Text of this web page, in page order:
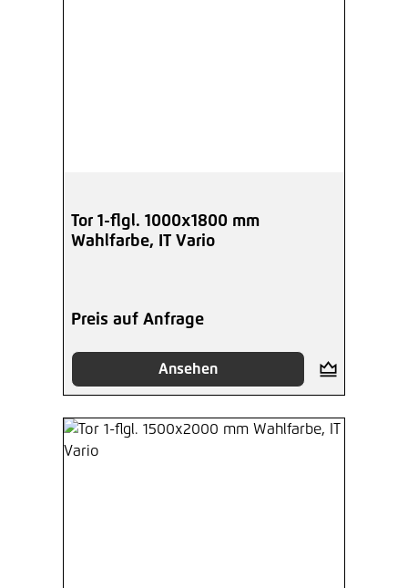
Tor 1-flgl. 1000x1800 mm
Wahlfarbe, IT Vario
Preis auf Anfrage
Ansehen